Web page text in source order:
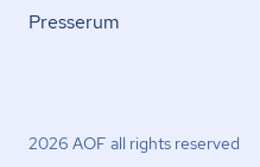
Presserum
2026 AOF all rights reserved